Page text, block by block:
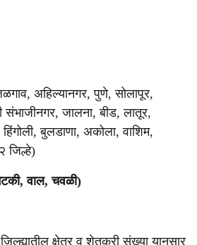
अहिल्यानगर, पुणे, सोलापूर,
संभाजीनगर, जालना, बीड, लातूर,
बुलडाणा, अकोला, वाशिम,
जिल्हे)
वाल, चवळी)
क्षेत्र व शेतकरी संख्या यानुसार